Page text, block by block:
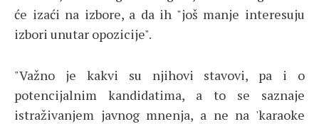
će izaći na izbore, a da ih "još manje interesuju
izbori unutar opozicije".
"Važno je kakvi su njihovi stavovi, pa i o
potencijalnim kandidatima, a to se saznaje
istraživanjem javnog mnenja, a ne na 'karaoke